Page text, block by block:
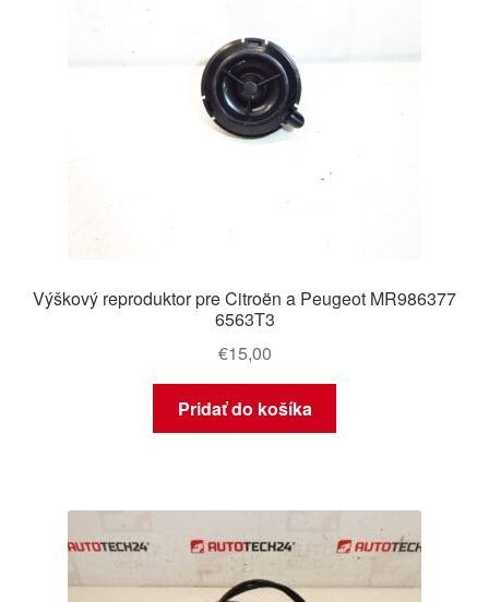
Výškový reproduktor pre Citroën a Peugeot MR986377
6563T3
€15,00
Pridať do košíka